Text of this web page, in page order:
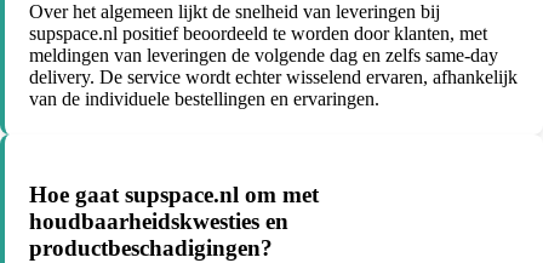
Over het algemeen lijkt de snelheid van leveringen bij
supspace.nl positief beoordeeld te worden door klanten, met
meldingen van leveringen de volgende dag en zelfs same-day
delivery. De service wordt echter wisselend ervaren, afhankelijk
van de individuele bestellingen en ervaringen.
Hoe gaat supspace.nl om met
houdbaarheidskwesties en
productbeschadigingen?